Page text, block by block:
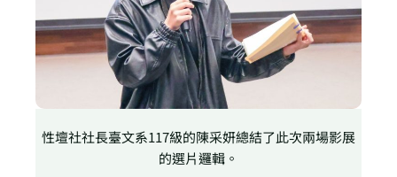
性壇社社長臺文系117級的陳采妍總結了此次兩場影展
的選片邏輯。